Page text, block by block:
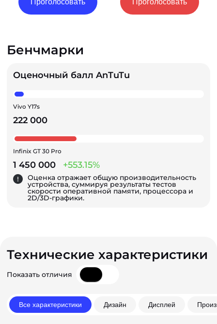
Проголосовать Проголосовать
Бенчмарки
Оценочный балл AnTuTu
Vivo Y17s
222 000
Infinix GT 30 Pro
1 450 000 +553.15%
Оценка отражает общую производительность
устройства, суммируя результаты тестов
скорости оперативной памяти, процессора и
2D/3D-графики.
Технические характеристики
Показать отличия
Все характеристики Дизайн Дисплей